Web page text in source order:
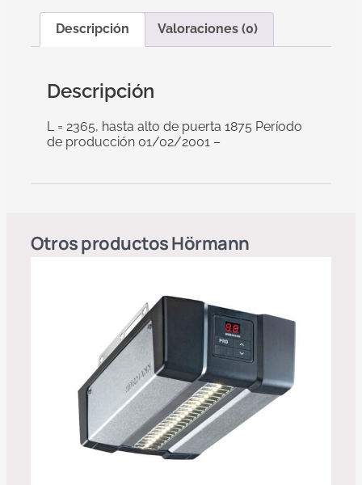
Descripción Valoraciones (0)
Descripción
L = 2365, hasta alto de puerta 1875 Período
de producción 01/02/2001 –
Otros productosHörmann